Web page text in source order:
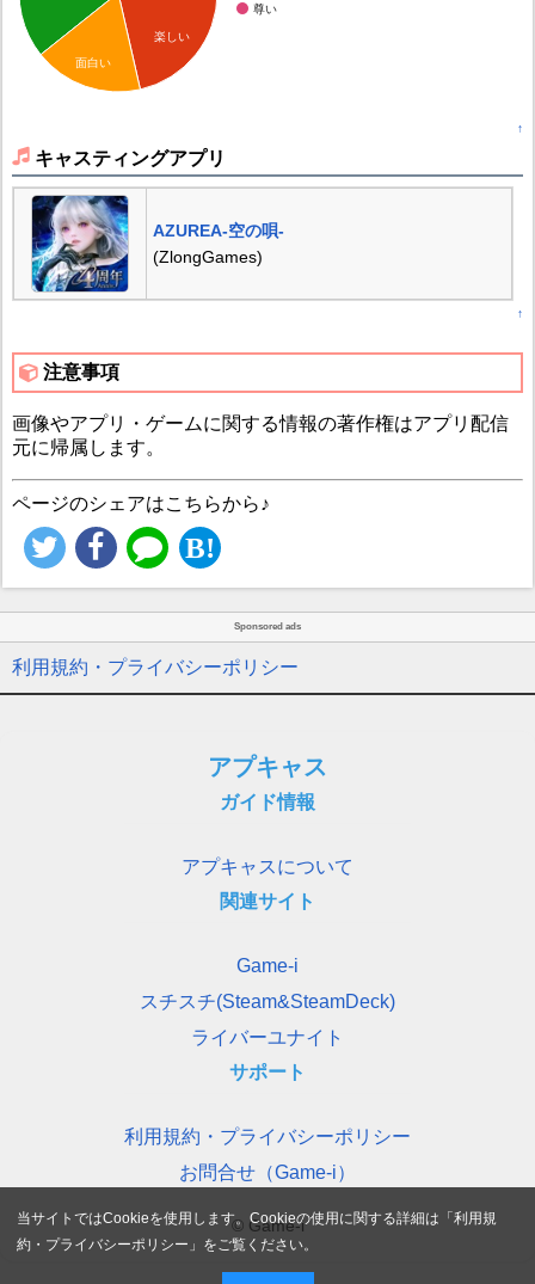
尊い
楽しい
面白い
↑
キャスティングアプリ
AZUREA-空の唄-
(ZlongGames)
↑
注意事項
画像やアプリ・ゲームに関する情報の著作権はアプリ配信
元に帰属します。
ページのシェアはこちらから♪
Sponsored ads
利用規約・プライバシーポリシー
アプキャス
ガイド情報
アプキャスについて
関連サイト
Game-i
スチスチ(Steam&SteamDeck)
ライバーユナイト
サポート
利用規約・プライバシーポリシー
お問合せ（Game-i）
© Game-i
当サイトではCookieを使用します。Cookieの使用に関する詳細は「利用規
約・プライバシーポリシー 」をご覧ください。